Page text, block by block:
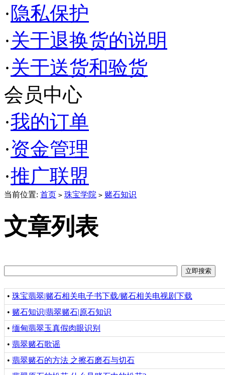
·隐私保护
·关于退换货的说明
·关于送货和验货
会员中心
·我的订单
·资金管理
·推广联盟
当前位置: 首页 > 珠宝学院 > 赌石知识
文章列表
• 珠宝翡翠|赌石相关电子书下载/赌石相关电视剧下载
• 赌石知识|翡翠赌石|原石知识
• 缅甸翡翠玉真假肉眼识别
• 翡翠赌石歌谣
• 翡翠赌石的方法 之擦石磨石与切石